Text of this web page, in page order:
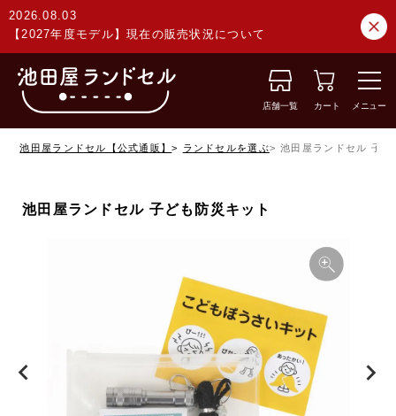
2026.08.03
【2027年度モデル】現在の販売状況について
店舗一覧 カート メニュー
池田屋ランドセル【公式通販】 ランドセルを選ぶ 池田屋ランドセル 子ど
池田屋ランドセル 子ども防災キット